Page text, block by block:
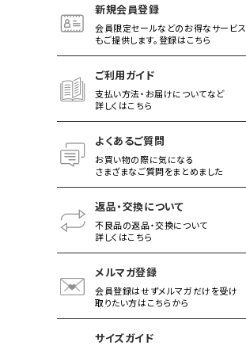
新規会員登録
会員限定セールなどのお得なサービス
もご提供します。登録はこちら
ご利用ガイド
支払い方法・お届けについてなど
詳しくはこちら
よくあるご質問
お買い物の際に気になる
さまざまなご質問をまとめました
返品・交換について
不良品の返品・交換について
詳しくはこちら
メルマガ登録
会員登録はせずメルマガだけを受け
取りたい方はこちらから
サイズガイド